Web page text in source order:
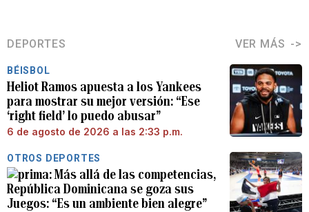
DEPORTES VER MÁS
BÉISBOL
Heliot Ramos apuesta a los Yankees
para mostrar su mejor versión: “Ese
‘right field’ lo puedo abusar”
6 de agosto de 2026 a las 2:33 p.m.
OTROS DEPORTES
Más allá de las competencias,
República Dominicana se goza sus
Juegos: “Es un ambiente bien alegre”